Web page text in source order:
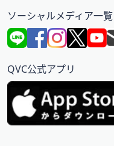
ソーシャルメディア一覧
QVC公式アプリ